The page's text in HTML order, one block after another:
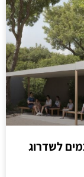
לשדרוג